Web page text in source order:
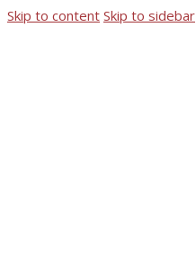
Skip to content Skip to sidebar